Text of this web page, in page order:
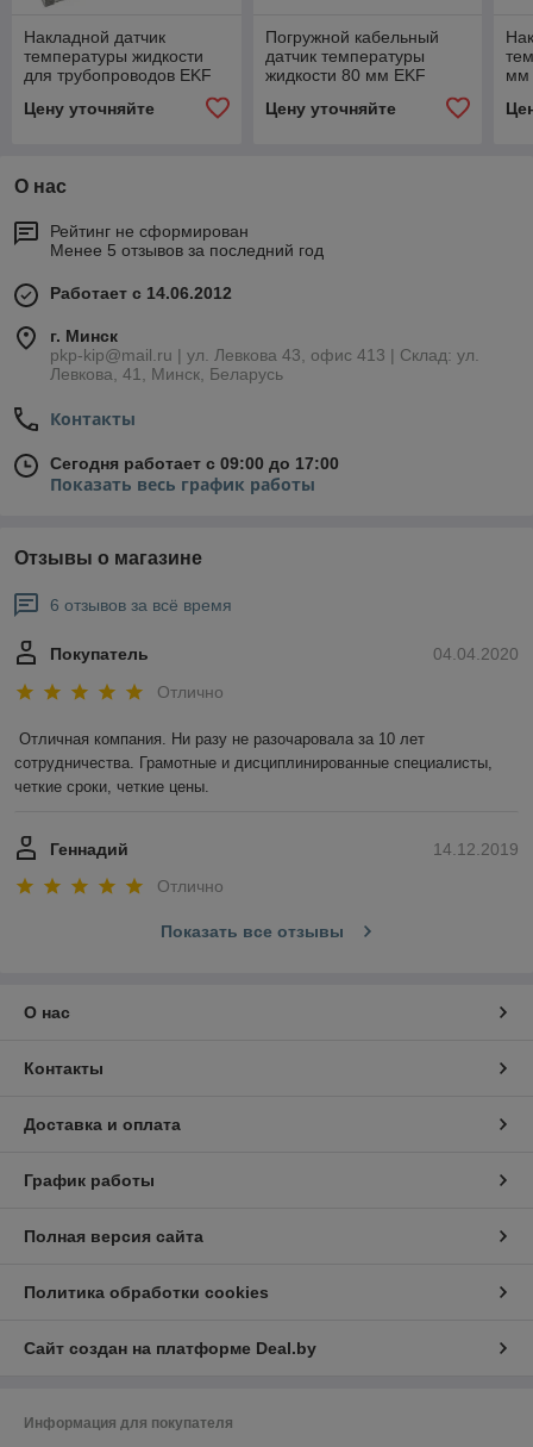
Накладной датчик
температуры жидкости
для трубопроводов EKF
Цену уточняйте
Погружной кабельный
датчик температуры
жидкости 80 мм EKF
Цену уточняйте
мм
О нас
Рейтинг не сформирован
Менее 5 отзывов за последний год
Работает с 14.06.2012
г. Минск
pkp-kip@mail.ru | ул. Левкова 43, офис 413 | Склад: ул.
Левкова, 41, Минск, Беларусь
Контакты
Сегодня работает с 09:00 до 17:00
Показать весь график работы
Отзывы о магазине
6 отзывов за всё время
04.04.2020
Покупатель
Отлично
Отличная компания. Ни разу не разочаровала за 10 лет
сотрудничества. Грамотные и дисциплинированные специалисты,
четкие сроки, четкие цены.
14.12.2019
Геннадий
Отлично
Показать все отзывы
О нас
Контакты
Доставка и оплата
График работы
Полная версия сайта
Политика обработки cookies
Сайт создан на платформе Deal.by
Информация для покупателя